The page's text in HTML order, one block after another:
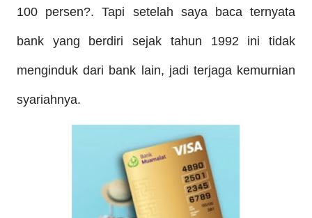
100 persen?. Tapi setelah saya baca ternyata
bank yang berdiri sejak tahun 1992 ini tidak
menginduk dari bank lain, jadi terjaga kemurnian
syariahnya.